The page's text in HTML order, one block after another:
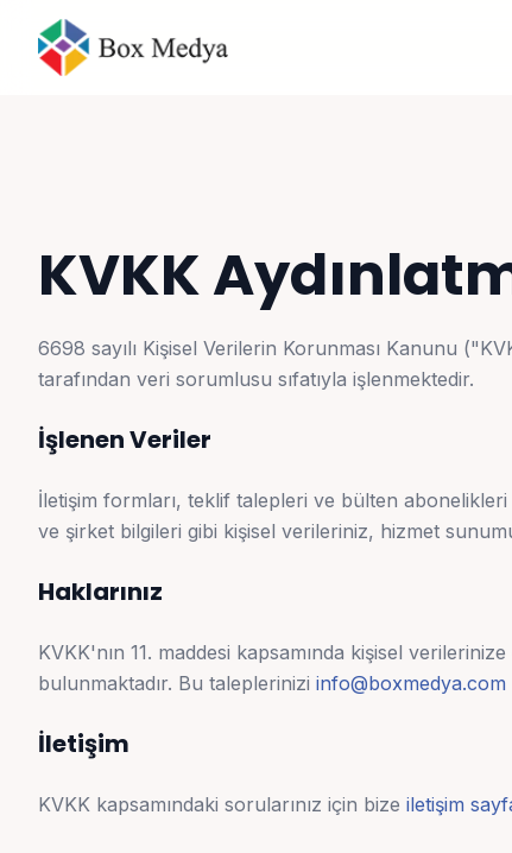
KVKK
6698 sayılı Kişisel Verilerin Korunması Kanunu
tarafından veri sorumlusu sıfatıyla işlenmektedir.
İşlenen Veriler
İletişim formları, teklif talepleri ve bülten
ve şirket bilgileri gibi kişisel verileriniz, hizmet
Haklarınız
KVKK'nın 11. maddesi kapsamında kişisel
bulunmaktadır. Bu taleplerinizi info@boxmedya.com
İletişim
KVKK kapsamındaki sorularınız için bize iletişim